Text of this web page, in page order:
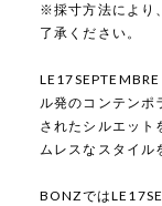
※採寸方法により
了承ください。
ル発のコンテンポ
されたシルエット
ムレスなスタイル
BONZでは